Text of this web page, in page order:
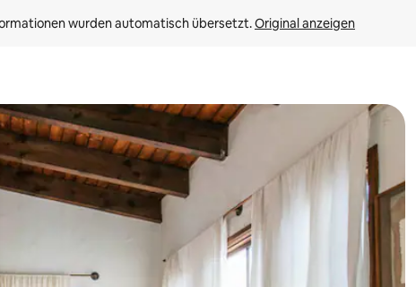
wurden automatisch übersetzt. Original anzeigen